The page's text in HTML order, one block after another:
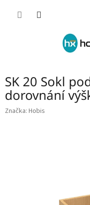
SK 20 Sokl
dorovnání
Značka: Hobis